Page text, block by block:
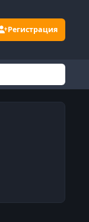
Регистрация